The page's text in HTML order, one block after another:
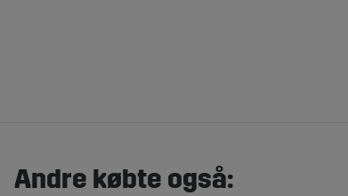
Andre købte også: